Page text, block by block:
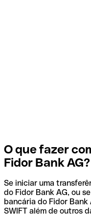
O que fazer
Fidor Bank AG?
Se iniciar uma
do Fidor Bank AG, ou
bancária do Fidor Bank
SWIFT além de outros